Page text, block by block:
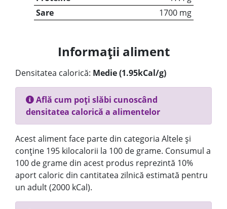
Sare
1700 mg
Informații aliment
Densitatea calorică: Medie (1.95kCal/g)
Află cum poți slăbi cunoscând
densitatea calorică a alimentelor
Acest aliment face parte din categoria Altele și
conține 195 kilocalorii la 100 de grame. Consumul a
100 de grame din acest produs reprezintă 10%
aport caloric din cantitatea zilnică estimată pentru
un adult (2000 kCal).